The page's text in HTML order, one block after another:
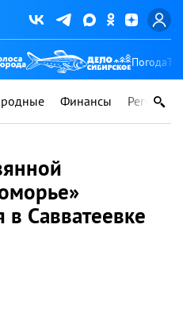
Погода
Финансы Регионы
в Савватеевке